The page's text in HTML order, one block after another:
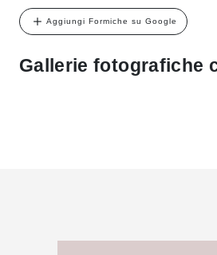
Aggiungi Formiche su Google
Gallerie fotografiche